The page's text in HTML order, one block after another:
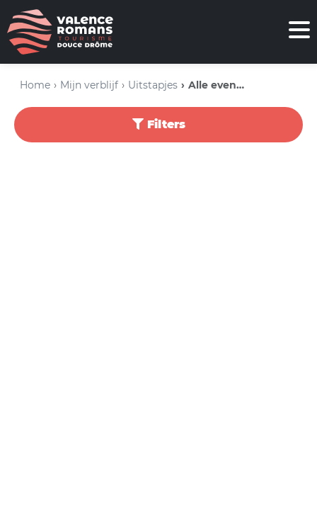
Home Mijn verblijf Uitstapjes Alle evenementen
Filters